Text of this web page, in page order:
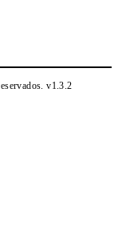
v1.3.2